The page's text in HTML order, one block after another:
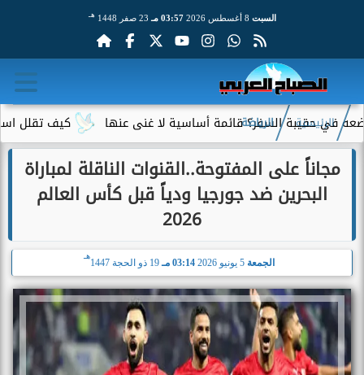
السبت 03:57 مـ 23 صفر 1448 هـ
كيف تقلل استهلاك السفر؟ قائمة أساسية لا غنى عنها
الرئيسية الرياضة
مجاناً على المفتوحة..القنوات الناقلة لمباراة
البحرين ضد جورجيا ودياً قبل كأس العالم
2026
الجمعة 5 يونيو 2026 03:14 مـ 19 ذو الحجة 1447
هـ